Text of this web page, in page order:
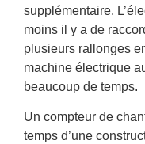
supplémentaire.
moins il y a de
plusieurs rallonges
machine électrique
beaucoup de temps.
Un compteur de
temps d’une